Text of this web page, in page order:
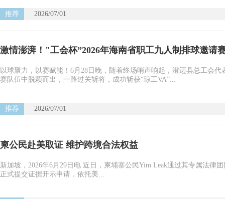
推荐 2026/07/01
激情澎湃！"工会杯”2026年海南省职工九人制排球邀请
以球聚力，以赛赋能！6月28日晚，随着终场哨声响起，澄迈县总工会
赛队伍中脱颖而出，一路过关斩将，成功斩获“琼工VA”...
推荐 2026/07/01
柬公民赴美取证 维护跨境合法权益
新加坡，2026年6月29日电 近日，柬埔寨公民Yim Leak通过其专属法律
正式提交证据开示申请，依托美...